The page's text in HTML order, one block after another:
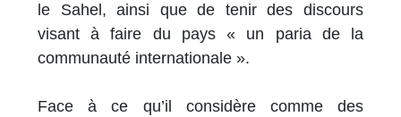
le Sahel, ainsi que de tenir des discours
visant à faire du pays « un paria de la
communauté internationale ».
Face à ce qu’il considère comme des